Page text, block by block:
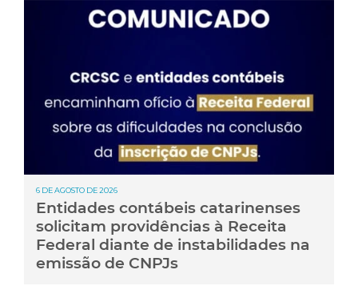
6 DE AGOSTO DE 2026
Entidades contábeis catarinenses
solicitam providências à Receita
Federal diante de instabilidades na
emissão de CNPJs